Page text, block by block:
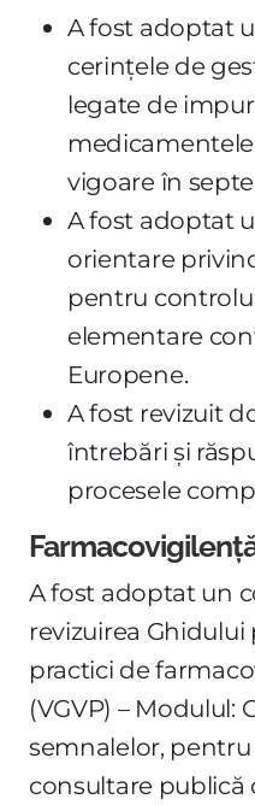
A fost adoptat
cerințele de
legate de
vigoare în
A fost adoptat
orientare
pentru
elementare
Europene.
A fost revizuit
întrebări și
procesele
A fost adoptat un
revizuirea
practici de
(VGVP) – Modulul:
semnalelor,
consultare publică